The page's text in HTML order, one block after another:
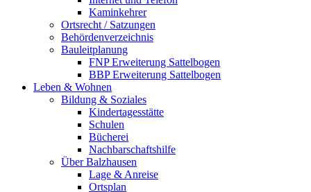
Kaminkehrer
Ortsrecht / Satzungen
Behördenverzeichnis
Bauleitplanung
FNP Erweiterung Sattelbogen
BBP Erweiterung Sattelbogen
Leben & Wohnen
Bildung & Soziales
Kindertagesstätte
Schulen
Bücherei
Nachbarschaftshilfe
Über Balzhausen
Lage & Anreise
Ortsplan